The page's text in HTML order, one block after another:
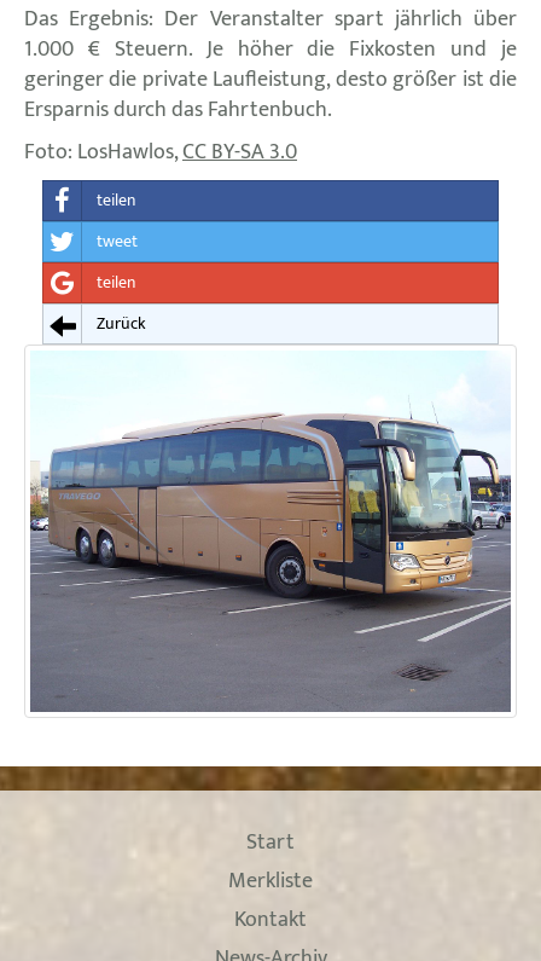
Das Ergebnis: Der Veranstalter spart jährlich über
1.000 € Steuern. Je höher die Fixkosten und je
geringer die private Laufleistung, desto größer ist die
Ersparnis durch das Fahrtenbuch.
Foto: LosHawlos,CC BY-SA 3.0
teilen
tweet
teilen
Zurück
Start
Merkliste
Kontakt